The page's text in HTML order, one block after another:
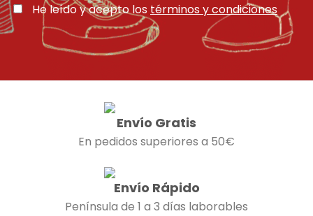
He leído y acepto los términos y condiciones
Envío Gratis
En pedidos superiores a 50€
Envío Rápido
Península de 1 a 3 días laborables